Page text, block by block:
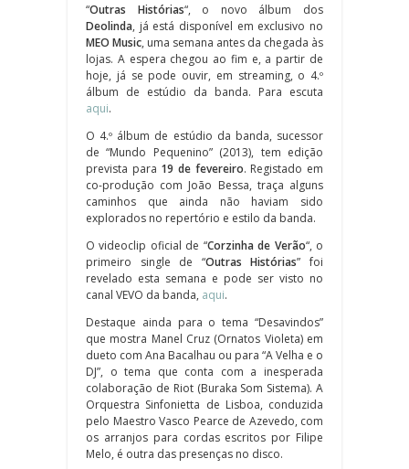
“Outras Histórias“, o novo álbum dos
Deolinda, já está disponível em exclusivo no
MEO Music, uma semana antes da chegada às
lojas. A espera chegou ao fim e, a partir de
hoje, já se pode ouvir, em streaming, o 4.º
álbum de estúdio da banda. Para escuta
aqui.
O 4.º álbum de estúdio da banda, sucessor
de “Mundo Pequenino” (2013), tem edição
prevista para 19 de fevereiro. Registado em
co-produção com João Bessa, traça alguns
caminhos que ainda não haviam sido
explorados no repertório e estilo da banda.
O videoclip oficial de “Corzinha de Verão“, o
primeiro single de “Outras Histórias” foi
revelado esta semana e pode ser visto no
canal VEVO da banda, aqui.
Destaque ainda para o tema “Desavindos”
que mostra Manel Cruz (Ornatos Violeta) em
dueto com Ana Bacalhau ou para “A Velha e o
DJ”, o tema que conta com a inesperada
colaboração de Riot (Buraka Som Sistema). A
Orquestra Sinfonietta de Lisboa, conduzida
pelo Maestro Vasco Pearce de Azevedo, com
os arranjos para cordas escritos por Filipe
Melo, é outra das presenças no disco.